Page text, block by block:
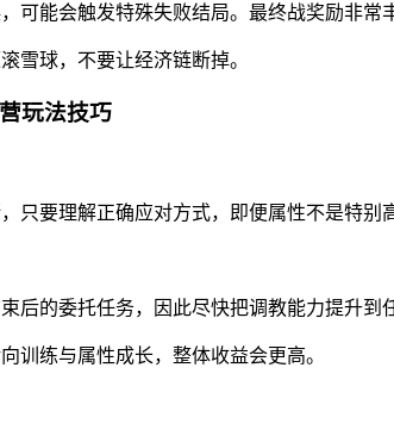
可能会触发特殊失败结局。最终战奖励非
雪球，不要让经济链断掉。
玩法技巧
只要理解正确应对方式，即便属性不是特别
后的委托任务，因此尽快把调教能力提升到
训练与属性成长，整体收益会更高。